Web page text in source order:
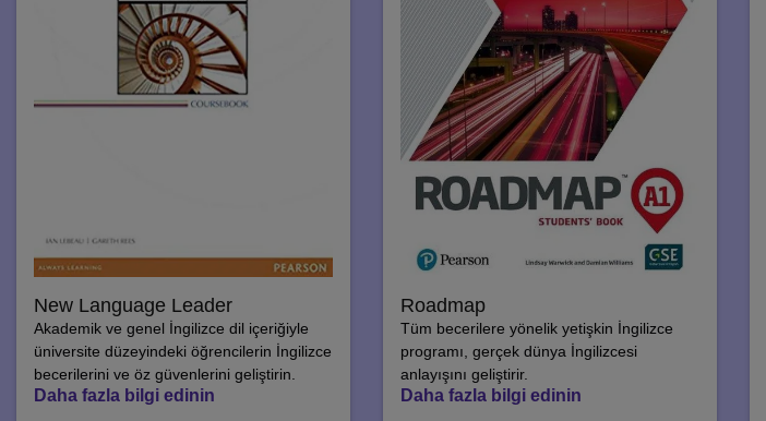
New Language Leader
Akademik ve genel İngilizce dil içeriğiyle
üniversite düzeyindeki öğrencilerin İngilizce
becerilerini ve öz güvenlerini geliştirin.
Daha fazla bilgi edinin
Roadmap
Tüm becerilere yönelik yetişkin İngilizce
programı, gerçek dünya İngilizcesi
anlayışını geliştirir.
Daha fazla bilgi edinin